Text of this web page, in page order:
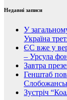
Недавні записи
У
Україна
ЄС вже у
– Урсула
Завтра
Генштаб
Зустріч